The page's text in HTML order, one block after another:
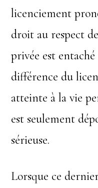
licenciement
droit au respect
privée est
différence du
atteinte à la vie
est seulement
sérieuse.
Lorsque ce